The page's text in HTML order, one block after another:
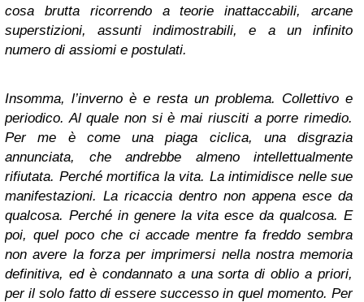
cosa brutta ricorrendo a teorie inattaccabili, arcane
superstizioni, assunti indimostrabili, e a un infinito
numero di assiomi e postulati.
Insomma, l’inverno è e resta un problema. Collettivo e
periodico. Al quale non si è mai riusciti a porre rimedio.
Per me è come una piaga ciclica, una disgrazia
annunciata, che andrebbe almeno intellettualmente
rifiutata. Perché mortifica la vita. La intimidisce nelle sue
manifestazioni. La ricaccia dentro non appena esce da
qualcosa. Perché in genere la vita esce da qualcosa. E
poi, quel poco che ci accade mentre fa freddo sembra
non avere la forza per imprimersi nella nostra memoria
definitiva, ed è condannato a una sorta di oblio a priori,
per il solo fatto di essere successo in quel momento. Per